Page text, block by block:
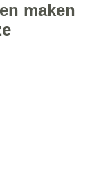
maken